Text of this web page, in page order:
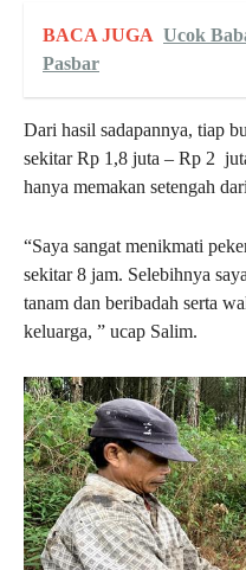
BACA JUGA Ucok
Pasbar
Dari hasil sadapannya, tiap
sekitar Rp 1,8 juta – Rp 2
hanya memakan setengah
“Saya sangat menikmati
sekitar 8 jam. Selebihnya
tanam dan beribadah serta
keluarga, ” ucap Salim.